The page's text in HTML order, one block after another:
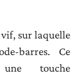
sur laquelle
barres. Ce
touche